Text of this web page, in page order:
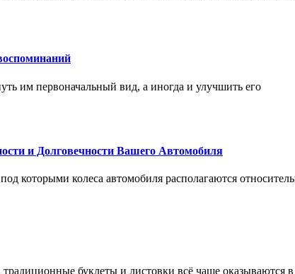
им первоначальный вид, а иногда и улучшить его
и Долговечности Вашего Автомобиля
которыми колеса автомобиля располагаются
буклеты и листовки всё чаще оказываются